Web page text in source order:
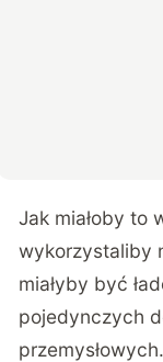
Jak miałoby to
wykorzystaliby
miałyby być
pojedynczych